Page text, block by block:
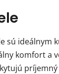
sú ideálnym
komfort a